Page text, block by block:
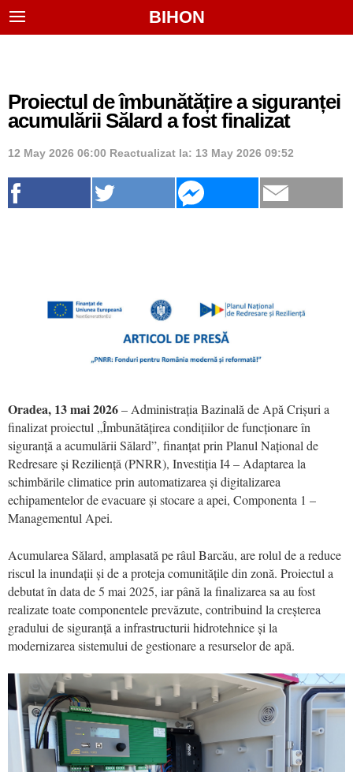
BIHON
Proiectul de îmbunătățire a siguranței
acumulării Sălard a fost finalizat
12 May 2026 06:00 Reactualizat la: 13 May 2026 09:52
Oradea, 13 mai 2026– Administrația Bazinală de Apă Crișuri a
finalizat proiectul „Îmbunătățirea condițiilor de funcționare în
siguranță a acumulării Sălard”, finanțat prin Planul Național de
Redresare și Reziliență (PNRR), Investiția I4 – Adaptarea la
schimbările climatice prin automatizarea și digitalizarea
echipamentelor de evacuare și stocare a apei, Componenta 1 –
Managementul Apei.
Acumularea Sălard, amplasată pe râul Barcău, are rolul de a reduce
riscul la inundații și de a proteja comunitățile din zonă. Proiectul a
debutat în data de 5 mai 2025, iar până la finalizarea sa au fost
realizate toate componentele prevăzute, contribuind la creșterea
gradului de siguranță a infrastructurii hidrotehnice și la
modernizarea sistemului de gestionare a resurselor de apă.